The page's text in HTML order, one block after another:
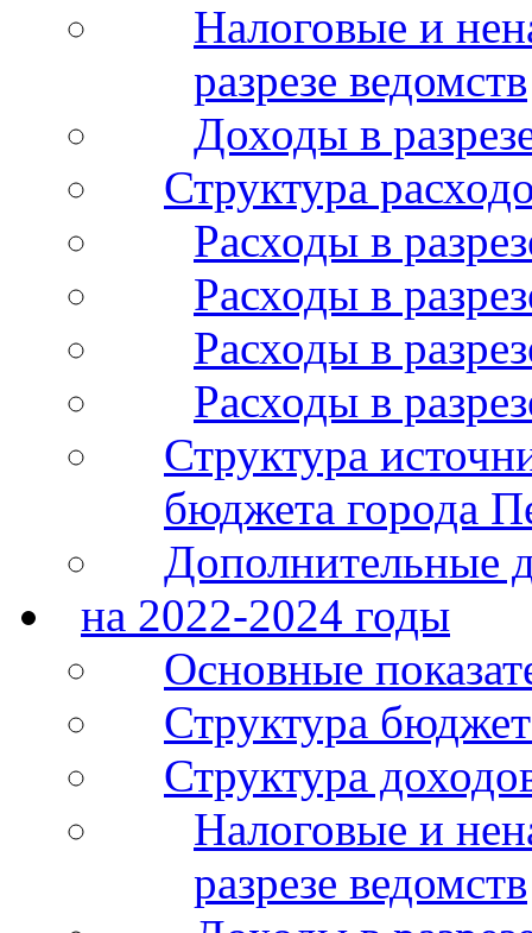
Налоговые и
разрезе ведомств
Доходы в
Структура
Расходы в
Расходы в
Расходы в
Расходы в
Структура
бюджета города
Дополнительные
на 2022-2024 годы
Основные
Структура
Структура
Налоговые и
разрезе ведомств